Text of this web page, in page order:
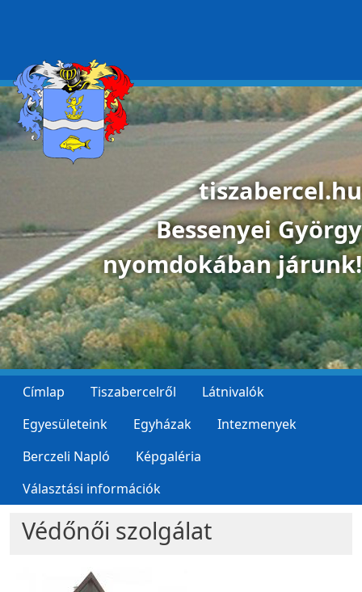
tiszabercel.hu
Bessenyei György
nyomdokában járunk!
Címlap Tiszabercelről
Látnivalók
Egyesületeink
Egyházak
Intezmenyek
Berczeli Napló
Képgaléria
Választási információk
Védőnői szolgálat